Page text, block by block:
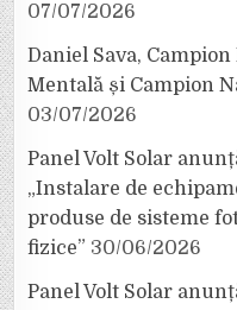
07/07/2026
Daniel Sava,
Mentală și Campion
03/07/2026
Panel Volt Solar
„Instalare de
produse de sisteme
fizice” 30/06/2026
Panel Volt Solar